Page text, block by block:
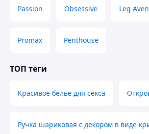
Passion Obsessive Leg
Promax Penthouse
ТОП теги
Красивое белье для секса
Ручка шариковая с декором в виде